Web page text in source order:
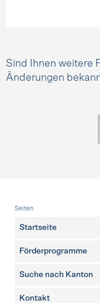
Sind Ihnen weitere
Änderungen
Fusszeile
Seiten
Startseite
Förderprogramme
Suche nach Kanton
weitere Seiten
Kontakt